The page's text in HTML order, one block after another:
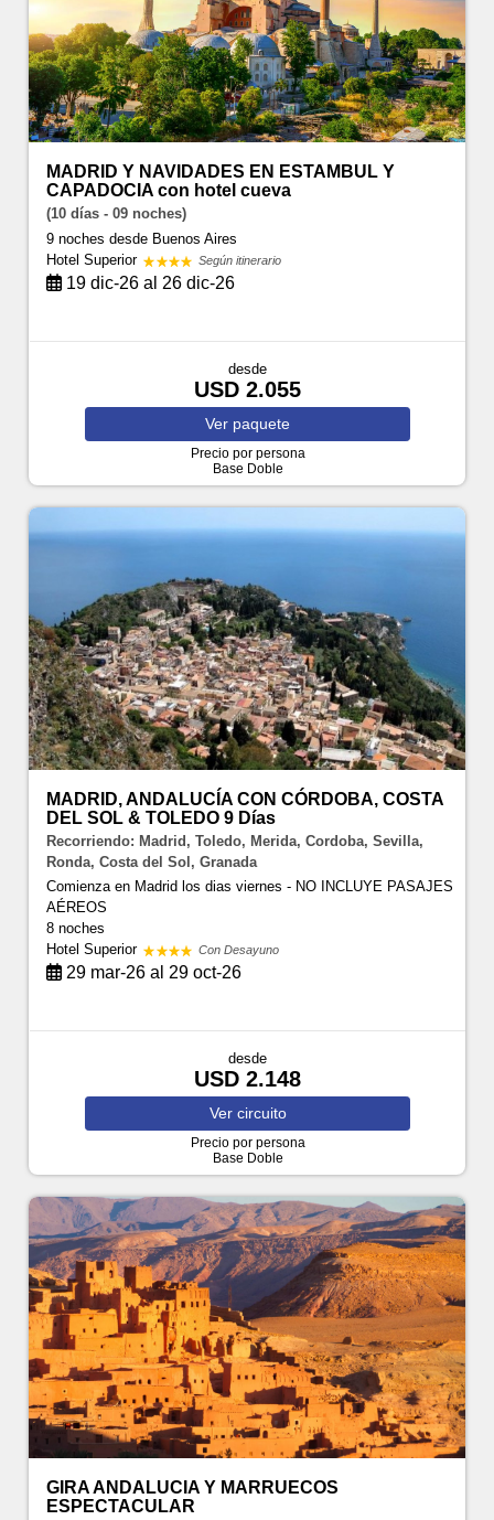
MADRID Y NAVIDADES EN ESTAMBUL Y
CAPADOCIA con hotel cueva
(10 días - 09 noches)
9 nochesdesde Buenos Aires
Hotel Superior
Según itinerario
19 dic-26 al 26 dic-26
desde
USD 2.055
Ver paquete
Precio por persona
Base Doble
MADRID, ANDALUCÍA CON CÓRDOBA, COSTA
DEL SOL & TOLEDO 9 Días
Recorriendo: Madrid, Toledo, Merida, Cordoba, Sevilla,
Ronda, Costa del Sol, Granada
Comienza en Madrid los dias viernes - NO INCLUYE PASAJES
AÉREOS
8 noches
Hotel Superior
Con Desayuno
29 mar-26 al 29 oct-26
desde
USD 2.148
Ver circuito
Precio por persona
Base Doble
GIRA ANDALUCIA Y MARRUECOS
ESPECTACULAR